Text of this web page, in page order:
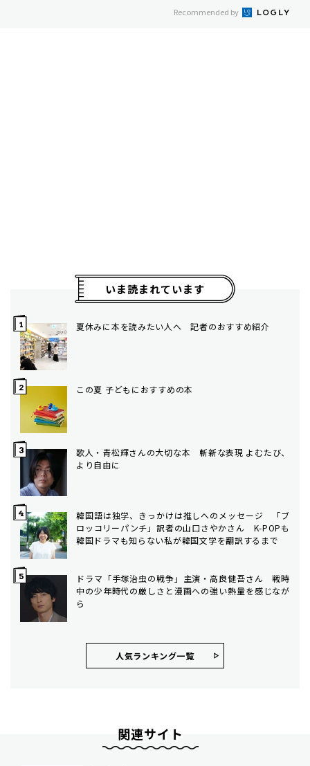
Recommended by
いま読まれています
夏休みに本を読みたい人へ 記者のおすすめ紹介
この夏 子どもにおすすめの本
歌人・青松輝さんの大切な本 斬新な表現 よむたび、
より自由に
韓国語は独学、きっかけは推しへのメッセージ 「ブ
ロッコリーパンチ」訳者の山口さやかさん K-POPも
韓国ドラマも知らない私が韓国文学を翻訳するまで
ドラマ「手塚治虫の戦争」主演・高良健吾さん 戦時
中の少年時代の厳しさと漫画への強い熱量を感じなが
ら
人気ランキング⼀覧
関連サイト